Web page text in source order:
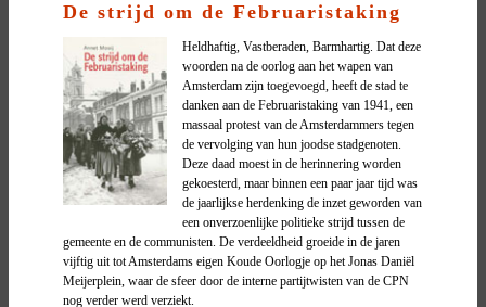
De strijd om de Februaristaking
Heldhaftig, Vastberaden, Barmhartig. Dat deze
woorden na de oorlog aan het wapen van
Amsterdam zijn toegevoegd, heeft de stad te
danken aan de Februaristaking van 1941, een
massaal protest van de Amsterdammers tegen
de vervolging van hun joodse stadgenoten.
Deze daad moest in de herinnering worden
gekoesterd, maar binnen een paar jaar tijd was
de jaarlijkse herdenking de inzet geworden van
een onverzoenlijke politieke strijd tussen de
gemeente en de communisten. De verdeeldheid groeide in de jaren
vijftig uit tot Amsterdams eigen Koude Oorlogje op het Jonas Daniël
Meijerplein, waar de sfeer door de interne partijtwisten van de CPN
nog verder werd verziekt.